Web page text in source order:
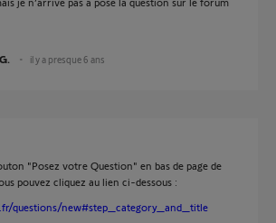
il y a presque 6 ans
"Posez votre Question" en bas de page de
pouvez cliquez au lien ci-dessous :
questions/new#step_category_and_title